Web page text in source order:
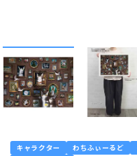
キャラクター わちふぃーるど